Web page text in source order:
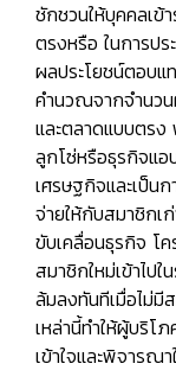
ชักชวนให้บุคคลเข้
ตรงหรือ ในการป
ผลประโยชน์ตอบแ
คํานวณจากจํานวน
และตลาดแบบตร
ลูกโซ่หรือธุรกิจแอ
เศรษฐกิจและเป็น
จ่ายให้กับสมาชิก
ขับเคลื่อนธุรกิจ โค
สมาชิกใหม่เข้าไป
ล้มลงทันทีเมื่อไม่มี
เหล่านี้ทำให้ผู้บริโ
เข้าใจและพิจารณ